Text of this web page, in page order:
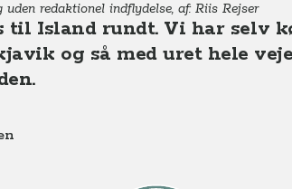
redaktionel indflydelse, af: Riis Rejser
til Island rundt. Vi har selv
og så med uret hele